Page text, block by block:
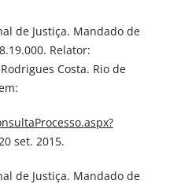
de Justiça. Mandado de
Relator:
Costa. Rio de
set. 2015.
de Justiça. Mandado de